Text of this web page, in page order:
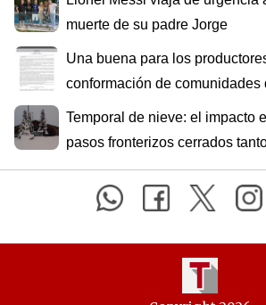
muerte de su padre Jorge
Una buena para los
conformación de comunidades
Temporal de nieve: el impacto
pasos fronterizos cerrados